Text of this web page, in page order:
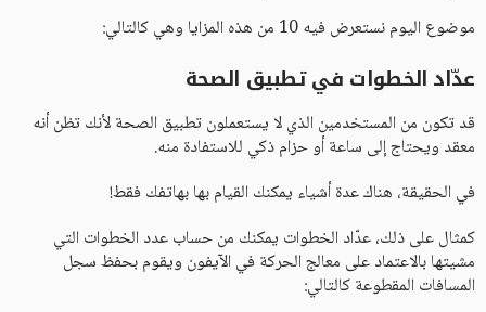
موضوع اليوم نستعرض فيه 10 من هذه المزايا وهي كالتالي:
عدّاد الخطوات في تطبيق الصحة
قد تكون من المستخدمين الذي لا يستعملون تطبيق الصحة لأنك تظن أنه
معقد ويحتاج إلى ساعة أو حزام ذكي للاستفادة منه.
في الحقيقة، هناك عدة أشياء يمكنك القيام بها بهاتفك فقط!
كمثال على ذلك، عدّاد الخطوات يمكنك من حساب عدد الخطوات التي
مشيتها بالاعتماد على معالج الحركة في الآيفون ويقوم بحفظ سجل
المسافات المقطوعة كالتالي: